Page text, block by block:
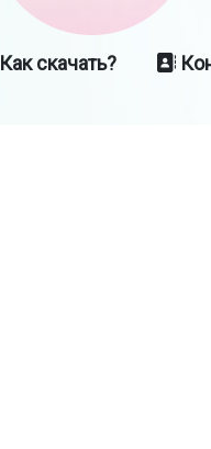
Как скачать?